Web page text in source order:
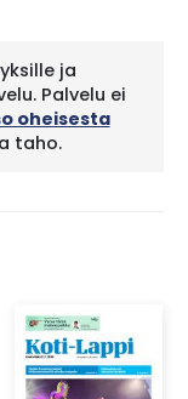
ja
Palvelu ei
oheisesta
taho.